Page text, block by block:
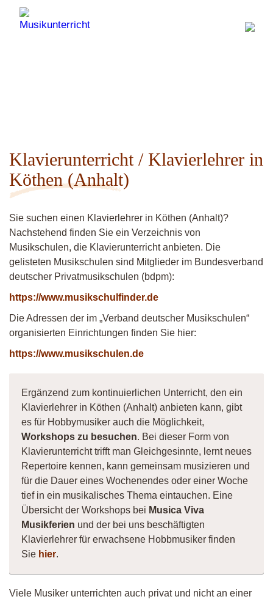
Klavierunterricht / Klavierlehrer in
Köthen (Anhalt)
Sie suchen einen Klavierlehrer in Köthen (Anhalt)?
Nachstehend finden Sie ein Verzeichnis von
Musikschulen, die Klavierunterricht anbieten. Die
gelisteten Musikschulen sind Mitglieder im Bundesverband
deutscher Privatmusikschulen (bdpm):
https://www.musikschulfinder.de
Die Adressen der im „Verband deutscher Musikschulen“
organisierten Einrichtungen finden Sie hier:
https://www.musikschulen.de
Ergänzend zum kontinuierlichen Unterricht, den ein
Klavierlehrer in Köthen (Anhalt) anbieten kann, gibt
es für Hobbymusiker auch die Möglichkeit,
Workshops zu besuchen. Bei dieser Form von
Klavierunterricht trifft man Gleichgesinnte, lernt neues
Repertoire kennen, kann gemeinsam musizieren und
für die Dauer eines Wochenendes oder einer Woche
tief in ein musikalisches Thema eintauchen. Eine
Übersicht der Workshops bei Musica Viva
Musikferien und der bei uns beschäftigten
Klavierlehrer für erwachsene Hobbmusiker finden
Sie hier.
Viele Musiker unterrichten auch privat und nicht an einer